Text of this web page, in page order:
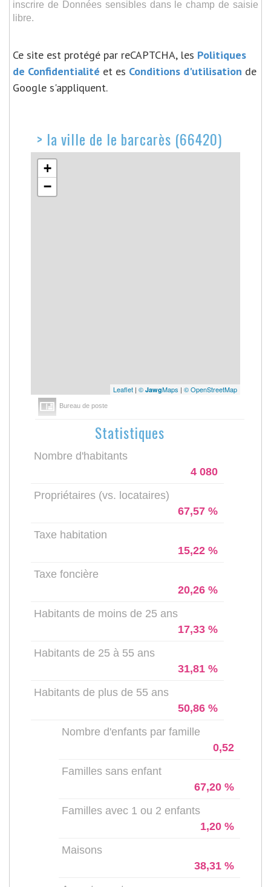
inscrire de Données sensibles dans le champ de saisie
libre.
Ce site est protégé par reCAPTCHA, les Politiques
de Confidentialité et es Conditions d'utilisation de
Google s'appliquent.
> la ville de le barcarès (66420)
+
−
Leaflet | © JawgMaps | © OpenStreetMap
Bureau de poste
Statistiques
Nombre d'habitants
4 080
Propriétaires (vs. locataires)
67,57 %
Taxe habitation
15,22 %
Taxe foncière
20,26 %
Habitants de moins de 25 ans
17,33 %
Habitants de 25 à 55 ans
31,81 %
Habitants de plus de 55 ans
50,86 %
Nombre d'enfants par famille
0,52
Familles sans enfant
67,20 %
Familles avec 1 ou 2 enfants
1,20 %
Maisons
38,31 %